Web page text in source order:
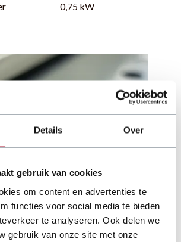
Details Over
gebruik van cookies
om content en advertenties te
functies voor social media te bieden
te analyseren. Ook delen we
gebruik van onze site met onze
0,75 kW